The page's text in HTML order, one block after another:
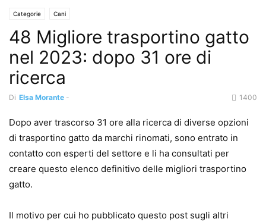
Categorie Cani
48 Migliore trasportino gatto
nel 2023: dopo 31 ore di
ricerca
Di Elsa Morante - 1400
Dopo aver trascorso 31 ore alla ricerca di diverse opzioni
di trasportino gatto da marchi rinomati, sono entrato in
contatto con esperti del settore e li ha consultati per
creare questo elenco definitivo delle migliori trasportino
gatto.
Il motivo per cui ho pubblicato questo post sugli altri